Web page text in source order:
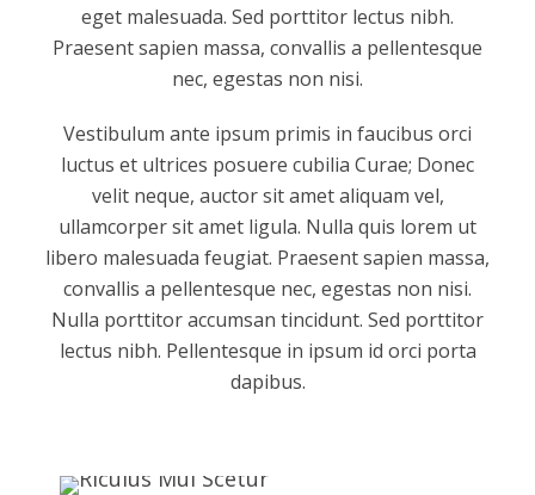
eget malesuada. Sed porttitor lectus nibh.
Praesent sapien massa, convallis a pellentesque
nec, egestas non nisi.
Vestibulum ante ipsum primis in faucibus orci
luctus et ultrices posuere cubilia Curae; Donec
velit neque, auctor sit amet aliquam vel,
ullamcorper sit amet ligula. Nulla quis lorem ut
libero malesuada feugiat. Praesent sapien massa,
convallis a pellentesque nec, egestas non nisi.
Nulla porttitor accumsan tincidunt. Sed porttitor
lectus nibh. Pellentesque in ipsum id orci porta
dapibus.